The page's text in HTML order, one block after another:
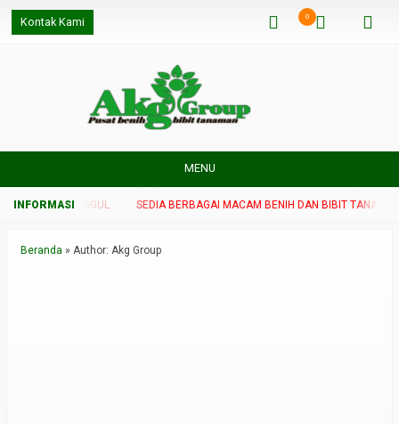
Kontak Kami 0
MENU
UNGGUL SEDIA BERBAGAI MACAM BENIH DAN BIBIT TANAMAN
Beranda » Author: Akg Group